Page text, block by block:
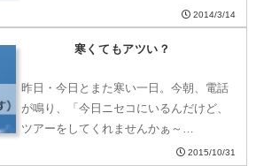
2014/3/14
寒くてもアツい？
昨日・今日とまた寒い一日。今朝、電話
が鳴り、「今日ニセコにいるんだけど、
ツアーをしてくれませんかぁ～…
2015/10/31